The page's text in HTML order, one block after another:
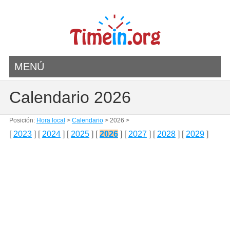
MENÚ
Calendario 2026
Posición: Hora local > Calendario> 2026 >
[ 2023] [ 2024] [ 2025] [2026] [ 2027] [ 2028] [ 2029]